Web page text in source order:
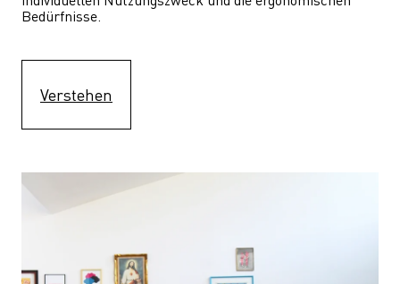
Bedürfnisse.
Verstehen